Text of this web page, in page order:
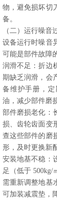
物，避免损坏切
备。
（二）运行噪音
设备运行时噪音
可能是部件故障
润滑不足：折边
期缺乏润滑，会
备维护手册，
油，减少部件磨
部件磨损老化：
损、齿轮齿面变
查这些部件的磨
形，及时更换新
安装地基不稳：
足（低于 500kg/
需重新调整地基
可加装减震垫，